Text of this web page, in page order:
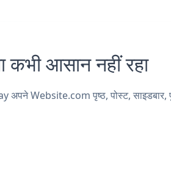
आसान नहीं रहा
Website.com पृष्ठ, पोस्ट, साइडबार,